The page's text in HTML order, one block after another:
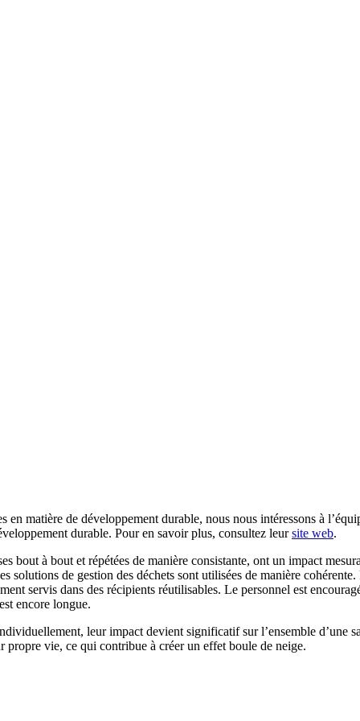
en matière de développement durable, nous nous intéressons à
durable. Pour en savoir plus, consultez leursite web.
bout à bout et répétées de manière consistante, ont un impact
de gestion des déchets sont utilisées de manière
servis dans des récipients réutilisables. Le personnel est
encore longue.
leur impact devient significatif sur l’ensemble d’une
propre vie, ce qui contribue à créer un effet boule de neige.